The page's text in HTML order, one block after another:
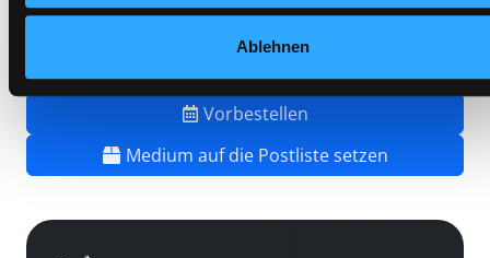
Ablehnen
Vorbestellen
Medium auf die Postliste setzen